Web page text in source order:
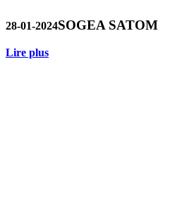
28-01-2024SOGEA SATOM
Lire plus